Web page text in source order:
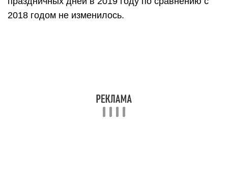
2018 годом не изменилось.